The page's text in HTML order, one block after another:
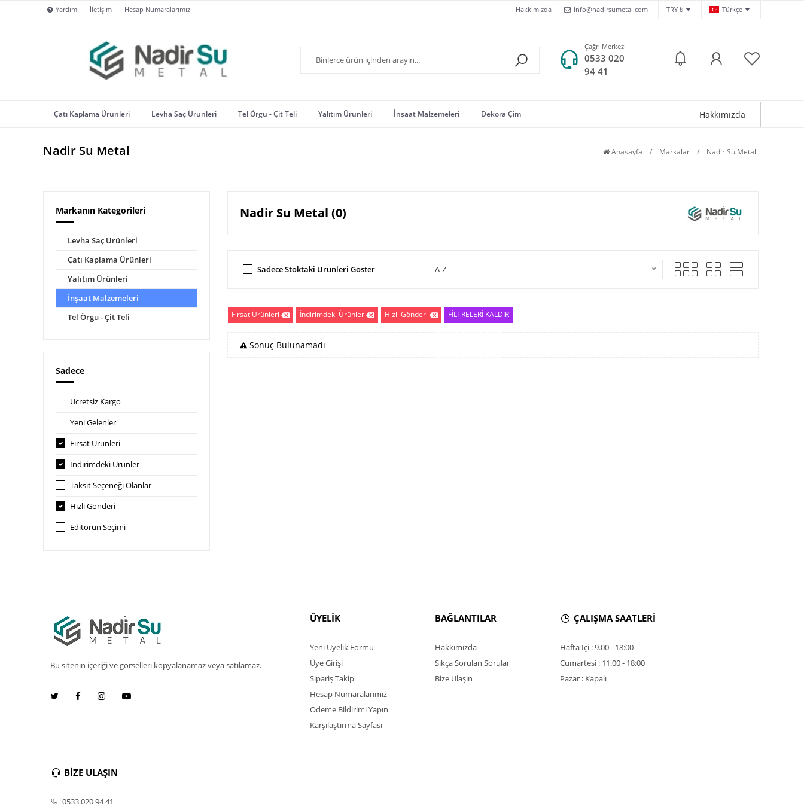
Yardım İletişim Hesap Numaralarımız Hakkımızda info@nadirsumetal.com TRY ₺ Türkçe
Çağrı Merkezi
0533 020
94 41
Çatı Kaplama Ürünleri Levha Saç Ürünleri Tel Örgü - Çit Teli Yalıtım Ürünleri İnşaat Malzemeleri Dekora Çim Hakkımızda
Nadir Su Metal Anasayfa / Markalar / Nadir Su Metal
Markanın Kategorileri
Levha Saç Ürünleri
Çatı Kaplama Ürünleri
Yalıtım Ürünleri
İnşaat Malzemeleri
Tel Örgü - Çit Teli
Sadece
Ücretsiz Kargo
Yeni Gelenler
Fırsat Ürünleri
İndirimdeki Ürünler
Taksit Seçeneği Olanlar
Hızlı Gönderi
Editörün Seçimi
Nadir Su Metal (0)
Sadece Stoktaki Ürünleri Göster A-Z
Fırsat Ürünleri İndirimdeki Ürünler Hızlı Gönderi FİLTRELERİ KALDIR
Sonuç Bulunamadı
Bu sitenin içeriği ve görselleri kopyalanamaz veya satılamaz.
ÜYELİK
Yeni Üyelik Formu
Üye Girişi
Sipariş Takip
Hesap Numaralarımız
Ödeme Bildirimi Yapın
Karşılaştırma Sayfası
BAĞLANTILAR
Hakkımızda
Sıkça Sorulan Sorular
Bize Ulaşın
ÇALIŞMA SAATLERİ
Hafta İçi : 9.00 - 18:00
Cumartesi : 11.00 - 18:00
Pazar : Kapalı
BİZE ULAŞIN
0533 020 94 41